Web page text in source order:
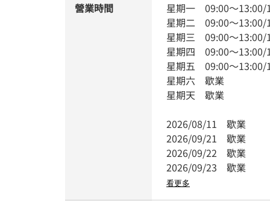
營業時間 星期一 09:00～13:00/
星期二 09:00～13:00/
星期三 09:00～13:00/
星期四 09:00～13:00/
星期五 09:00～13:00/
星期六 歇業
星期天 歇業
2026/08/11 歇業
2026/09/21 歇業
2026/09/22 歇業
2026/09/23 歇業
看更多